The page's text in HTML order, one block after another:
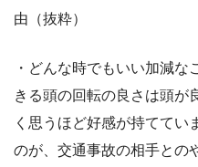
由（抜粋）
・どんな時でもいい加減
きる頭の回転の良さは頭が
く思うほど好感が持ててい
のが、交通事故の相手との